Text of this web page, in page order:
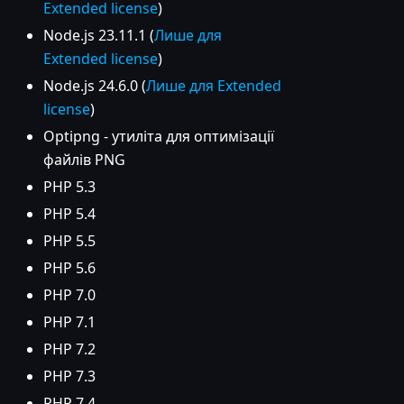
Extended license)
Node.js 23.11.1 (Лише для
Extended license)
Node.js 24.6.0 (Лише для Extended
license)
Optipng - утиліта для оптимізації
файлів PNG
PHP 5.3
PHP 5.4
PHP 5.5
PHP 5.6
PHP 7.0
PHP 7.1
PHP 7.2
PHP 7.3